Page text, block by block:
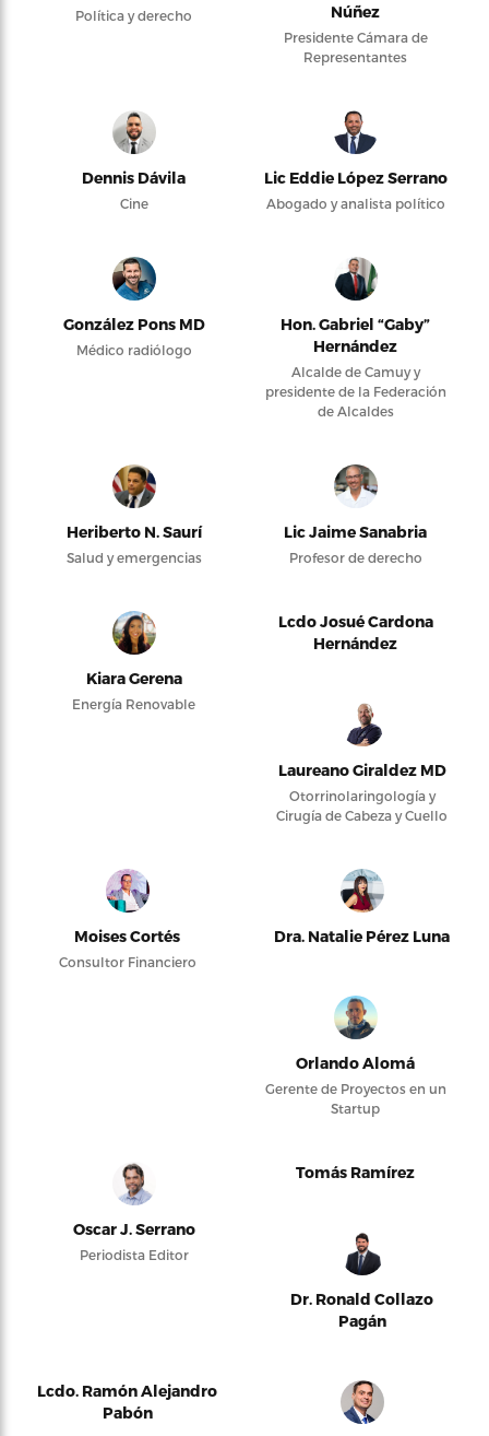
Política y derecho Núñez
Presidente Cámara de
Representantes
Dennis Dávila
Cine
Lic Eddie López Serrano
Abogado y analista político
González Pons MD
Médico radiólogo
Hon. Gabriel “Gaby”
Hernández
Alcalde de Camuy y
presidente de la Federación
de Alcaldes
Heriberto N. Saurí
Salud y emergencias
Lic Jaime Sanabria
Profesor de derecho
Kiara Gerena
Energía Renovable
Lcdo Josué Cardona
Hernández
Laureano Giraldez MD
Otorrinolaringología y
Cirugía de Cabeza y Cuello
Moises Cortés
Consultor Financiero
Dra. Natalie Pérez Luna
Orlando Alomá
Gerente de Proyectos en un
Startup
Oscar J. Serrano
Periodista Editor
Tomás Ramírez
Dr. Ronald Collazo
Pagán
Lcdo. Ramón Alejandro
Pabón